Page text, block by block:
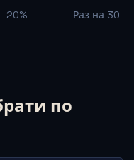
20% Раз на 30
по